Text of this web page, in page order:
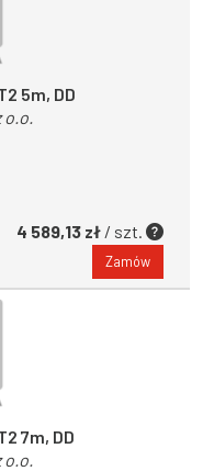
5m, DD
4 589,13 zł / szt.
Zamów
7m, DD